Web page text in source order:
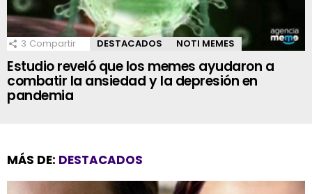
3 Compartir DESTACADOS NOTI MEMES
Estudio reveló que los memes ayudaron a
combatir la ansiedad y la depresión en
pandemia
MÁS DE: DESTACADOS